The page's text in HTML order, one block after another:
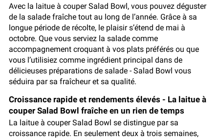
Avec la laitue à couper Salad Bowl, vous pouvez déguster
de la salade fraîche tout au long de l’année. Grâce à sa
longue période de récolte, le plaisir s’étend de mai à
octobre. Que vous serviez la salade comme
accompagnement croquant à vos plats préférés ou que
vous l’utilisiez comme ingrédient principal dans de
délicieuses préparations de salade - Salad Bowl vous
séduira par sa fraîcheur et sa qualité.
Croissance rapide et rendements élevés - La laitue à
couper Salad Bowl fraîche en un rien de temps
La laitue à couper Salad Bowl se distingue par sa
croissance rapide. En seulement deux à trois semaines,